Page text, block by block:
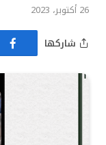
26 أكتوبر، 2023
شاركها